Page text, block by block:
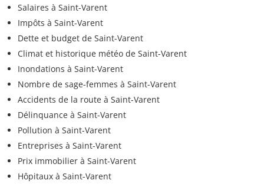
Salaires à Saint-Varent
Impôts à Saint-Varent
Dette et budget de Saint-Varent
Climat et historique météo de Saint-Varent
Inondations à Saint-Varent
Nombre de sage-femmes à Saint-Varent
Accidents de la route à Saint-Varent
Délinquance à Saint-Varent
Pollution à Saint-Varent
Entreprises à Saint-Varent
Prix immobilier à Saint-Varent
Hôpitaux à Saint-Varent